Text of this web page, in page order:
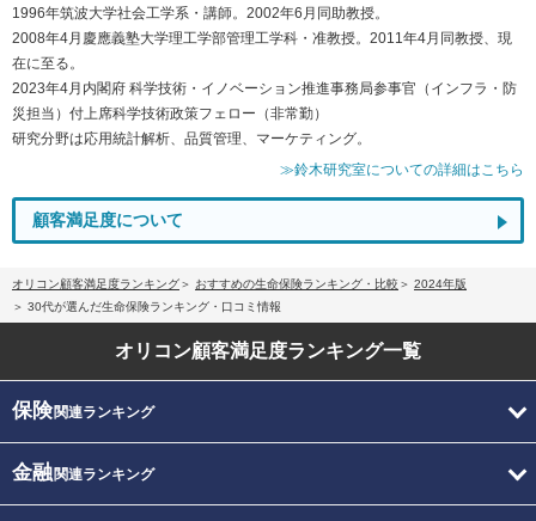
1996年筑波大学社会工学系・講師。2002年6月同助教授。
2008年4月慶應義塾大学理工学部管理工学科・准教授。2011年4月同教授、現
在に至る。
2023年4月内閣府 科学技術・イノベーション推進事務局参事官（インフラ・防
災担当）付上席科学技術政策フェロー（非常勤）
研究分野は応用統計解析、品質管理、マーケティング。
≫鈴木研究室についての詳細はこちら
顧客満足度について
オリコン顧客満足度ランキング おすすめの生命保険ランキング・比較
2024年版
30代が選んだ生命保険ランキング・口コミ情報
オリコン顧客満足度ランキング一覧
保険関連ランキング
金融関連ランキング